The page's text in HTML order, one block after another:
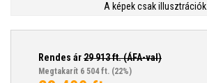
A képek csak illusztrációk.
Rendes ár29 913ft. (ÁFA-val)
Megtakarít 6 504 ft. (22%)